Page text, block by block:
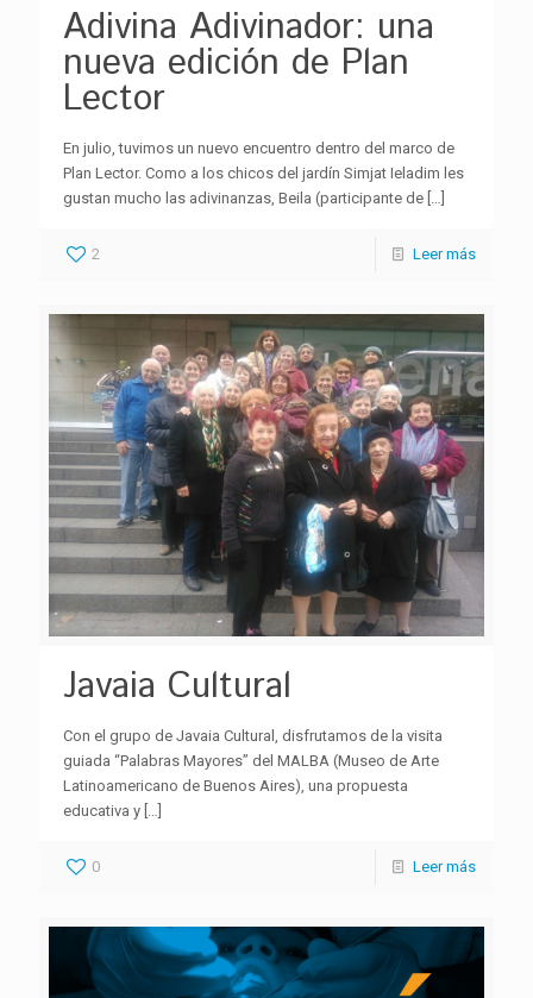
Adivina Adivinador: una
nueva edición de Plan
Lector
En julio, tuvimos un nuevo encuentro dentro del marco de
Plan Lector. Como a los chicos del jardín Simjat Ieladim les
gustan mucho las adivinanzas, Beila (participante de
2 Leer más
Javaia Cultural
Con el grupo de Javaia Cultural, disfrutamos de la visita
guiada “Palabras Mayores” del MALBA (Museo de Arte
Latinoamericano de Buenos Aires), una propuesta
educativa y
0 Leer más